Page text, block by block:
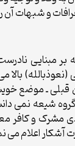
و شبهات آن روز.
مبنایی
بالا می
ـ موضع خویش
شیعه نمی
و کافر
اعلام می